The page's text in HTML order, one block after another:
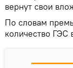
вернут свои
По словам
количество